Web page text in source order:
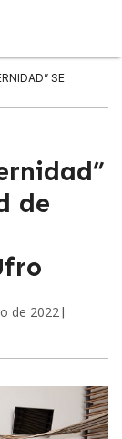
SE
de
de 2022